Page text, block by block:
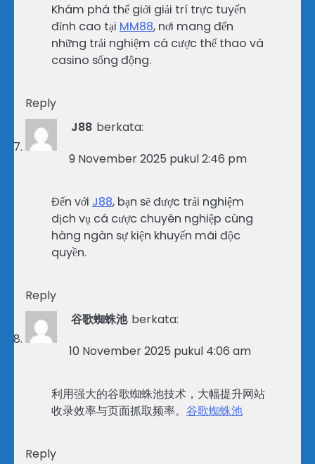
Khám phá thế giới giải trí trực tuyến
đỉnh cao tại MM88, nơi mang đến
những trải nghiệm cá cược thể thao và
casino sống động.
Reply
J88 berkata:
9 November 2025 pukul 2:46 pm
Đến với J88, bạn sẽ được trải nghiệm
dịch vụ cá cược chuyên nghiệp cùng
hàng ngàn sự kiện khuyến mãi độc
quyền.
Reply
谷歌蜘蛛池 berkata:
10 November 2025 pukul 4:06 am
利用强大的谷歌蜘蛛池技术，大幅提升网站
收录效率与页面抓取频率。 谷歌蜘蛛池
Reply